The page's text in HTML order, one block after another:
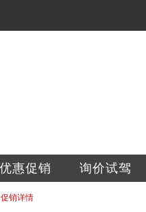
优惠促销 询价试驾
促销详情